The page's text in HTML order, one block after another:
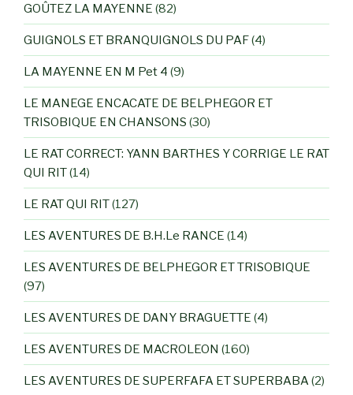
GOÛTEZ LA MAYENNE (82)
GUIGNOLS ET BRANQUIGNOLS DU PAF(4)
LA MAYENNE EN M Pet 4 (9)
LE MANEGE ENCACATE DE BELPHEGOR ET
TRISOBIQUE EN CHANSONS (30)
LE RAT CORRECT: YANN BARTHES Y CORRIGE LE RAT
QUI RIT(14)
LE RAT QUI RIT(127)
LES AVENTURES DE B.H.Le RANCE (14)
LES AVENTURES DE BELPHEGOR ET TRISOBIQUE
(97)
LES AVENTURES DE DANY BRAGUETTE (4)
LES AVENTURES DE MACROLEON (160)
LES AVENTURES DE SUPERFAFA ET SUPERBABA (2)